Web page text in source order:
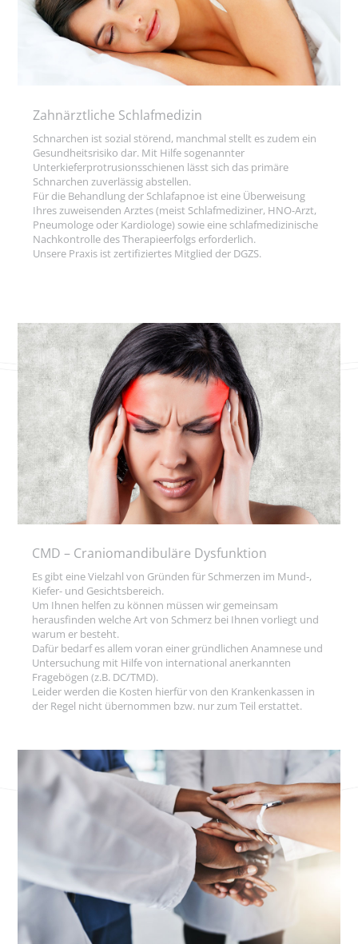
Zahnärztliche Schlafmedizin
Schnarchen ist sozial störend, manchmal stellt es zudem ein
Gesundheitsrisiko dar. Mit Hilfe sogenannter
Unterkieferprotrusionsschienen lässt sich das primäre
Schnarchen zuverlässig abstellen.
Für die Behandlung der Schlafapnoe ist eine Überweisung
Ihres zuweisenden Arztes (meist Schlafmediziner, HNO-Arzt,
Pneumologe oder Kardiologe) sowie eine schlafmedizinische
Nachkontrolle des Therapieerfolgs erforderlich.
Unsere Praxis ist zertifiziertes Mitglied der DGZS.
CMD – Craniomandibuläre Dysfunktion
Es gibt eine Vielzahl von Gründen für Schmerzen im Mund-,
Kiefer- und Gesichtsbereich.
Um Ihnen helfen zu können müssen wir gemeinsam
herausfinden welche Art von Schmerz bei Ihnen vorliegt und
warum er besteht.
Dafür bedarf es allem voran einer gründlichen Anamnese und
Untersuchung mit Hilfe von international anerkannten
Fragebögen (z.B. DC/TMD).
Leider werden die Kosten hierfür von den Krankenkassen in
der Regel nicht übernommen bzw. nur zum Teil erstattet.